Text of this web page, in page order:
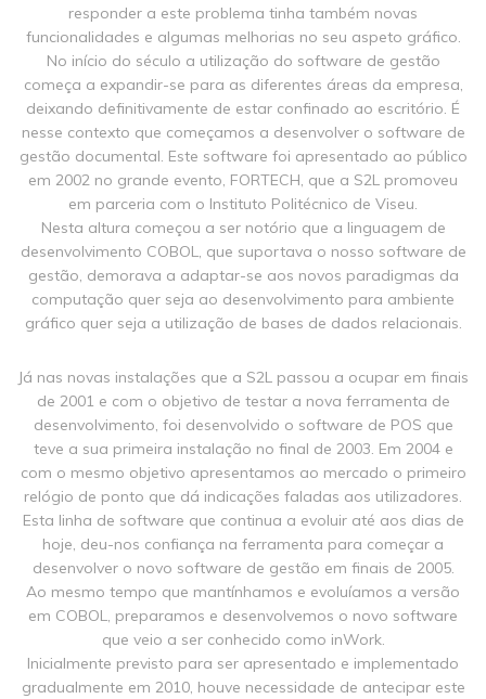
responder a este problema tinha também novas
funcionalidades e algumas melhorias no seu aspeto gráfico.
No início do século a utilização do software de gestão
começa a expandir-se para as diferentes áreas da empresa,
deixando definitivamente de estar confinado ao escritório. É
nesse contexto que começamos a desenvolver o software de
gestão documental. Este software foi apresentado ao público
em 2002 no grande evento, FORTECH, que a S2L promoveu
em parceria com o Instituto Politécnico de Viseu.
Nesta altura começou a ser notório que a linguagem de
desenvolvimento COBOL, que suportava o nosso software de
gestão, demorava a adaptar-se aos novos paradigmas da
computação quer seja ao desenvolvimento para ambiente
gráfico quer seja a utilização de bases de dados relacionais.
Já nas novas instalações que a S2L passou a ocupar em finais
de 2001 e com o objetivo de testar a nova ferramenta de
desenvolvimento, foi desenvolvido o software de POS que
teve a sua primeira instalação no final de 2003. Em 2004 e
com o mesmo objetivo apresentamos ao mercado o primeiro
relógio de ponto que dá indicações faladas aos utilizadores.
Esta linha de software que continua a evoluir até aos dias de
hoje, deu-nos confiança na ferramenta para começar a
desenvolver o novo software de gestão em finais de 2005.
Ao mesmo tempo que mantínhamos e evoluíamos a versão
em COBOL, preparamos e desenvolvemos o novo software
que veio a ser conhecido como inWork.
Inicialmente previsto para ser apresentado e implementado
gradualmente em 2010, houve necessidade de antecipar este